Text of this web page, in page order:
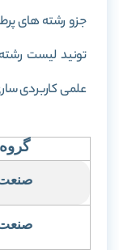
جزو رشته های
تونید لیست
علمی کاربردی
گروه